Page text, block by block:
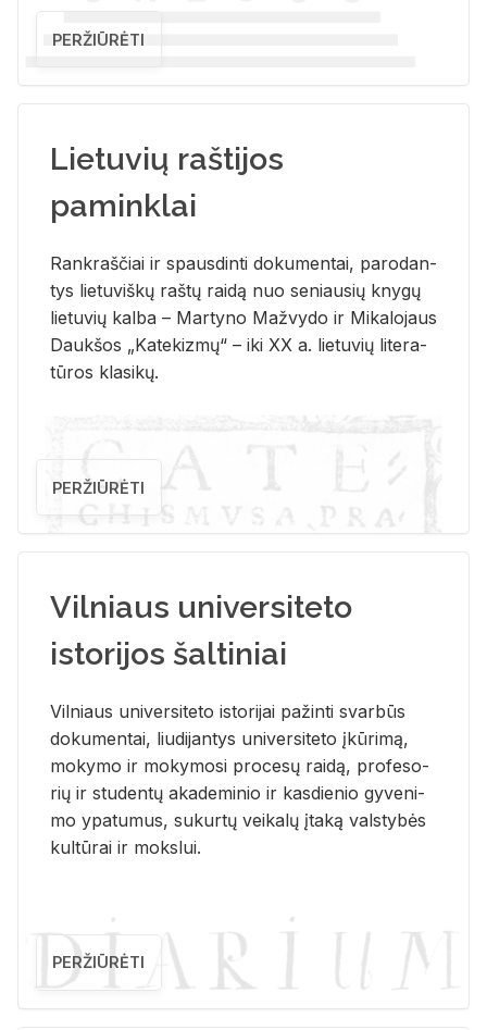
PERŽIŪRĖTI
Lietuvių raštijos
paminklai
Rank­raš­čiai ir spaus­din­ti do­ku­men­tai, pa­ro­dan­
tys lie­tu­viš­kų raš­tų rai­dą nuo se­niau­sių kny­gų
lie­tu­vių kal­ba – Mar­ty­no Ma­žvy­do ir Mi­ka­lo­jaus
Dauk­šos „Ka­te­kiz­mų“ – iki XX a. lie­tu­vių li­te­ra­
tū­ros kla­si­kų.
PERŽIŪRĖTI
Vilniaus universiteto
istorijos šaltiniai
Vil­niaus uni­ver­si­te­to is­to­ri­jai pa­žin­ti svar­būs
do­ku­men­tai, liu­di­jan­tys uni­ver­si­te­to įkū­ri­mą,
mo­ky­mo ir mo­ky­mo­si pro­ce­sų rai­dą, pro­fe­so­
rių ir stu­den­tų aka­de­mi­nio ir kas­die­nio gy­ve­ni­
mo ypa­tu­mus, su­kur­tų vei­ka­lų įta­ką vals­ty­bės
kul­tū­rai ir moks­lui.
PERŽIŪRĖTI